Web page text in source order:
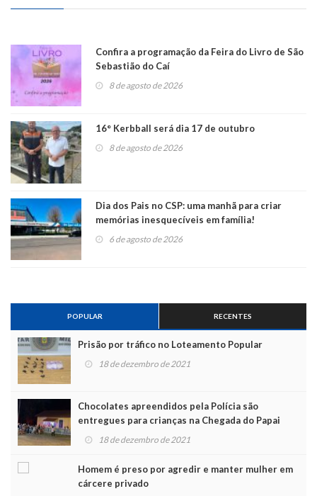
Confira a programação da Feira do Livro de São
Sebastião do Caí
8 de agosto de 2026
16° Kerbball será dia 17 de outubro
8 de agosto de 2026
Dia dos Pais no CSP: uma manhã para criar
memórias inesquecíveis em família!
6 de agosto de 2026
POPULAR RECENTES
Prisão por tráfico no Loteamento Popular
18 de dezembro de 2021
Chocolates apreendidos pela Polícia são
entregues para crianças na Chegada do Papai
Noel
18 de dezembro de 2021
Homem é preso por agredir e manter mulher em
cárcere privado